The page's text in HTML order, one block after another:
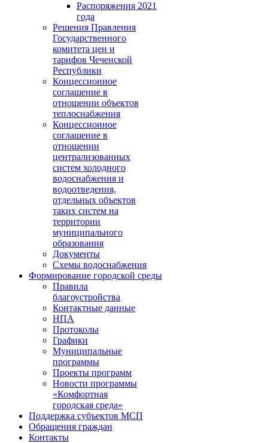
Распоряжения 2021
года
Решения Правления
Государственного
комитета цен и
тарифов Чеченской
Республики
Концессионное
соглашение в
отношении объектов
теплоснабжения
Концессионное
соглашение в
отношении
централизованных
систем холодного
водоснабжения и
водоотведения,
отдельных объектов
таких систем на
территории
муниципального
образования
Документы
Схемы водоснабжения
Формирование городской среды
Правила
благоустройства
Контактные данные
НПА
Протоколы
Графики
Муниципальные
программы
Проекты программ
Новости программы
«Комфортная
городская среда»
Поддержка субъектов МСП
Обращения граждан
Контакты